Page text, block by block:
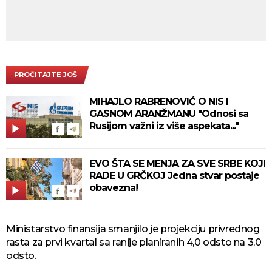
PROČITAJTE JOŠ
MIHAJLO RABRENOVIĆ O NIS I
GASNOM ARANŽMANU "Odnosi sa
Rusijom važni iz više aspekata..."
EVO ŠTA SE MENJA ZA SVE SRBE KOJI
RADE U GRČKOJ Jedna stvar postaje
obavezna!
Ministarstvo finansija smanjilo je projekciju privrednog
rasta za prvi kvartal sa ranije planiranih 4,0 odsto na 3,0
odsto.